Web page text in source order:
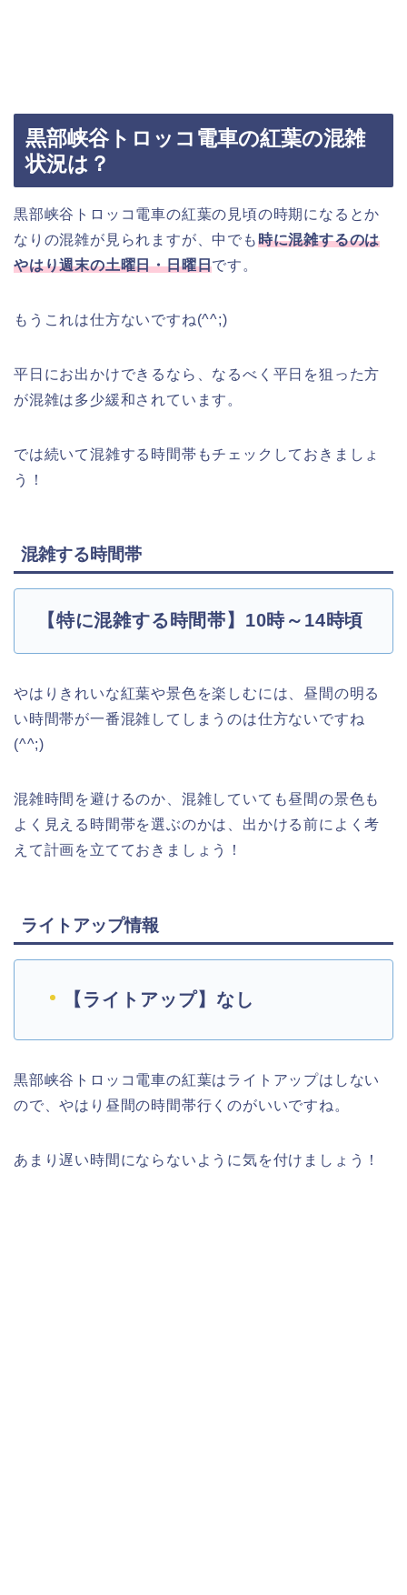
黒部峡谷トロッコ電車の紅葉の混雑
状況は？
黒部峡谷トロッコ電車の紅葉の見頃の時期になるとか
なりの混雑が見られますが、中でも時に混雑するのは
やはり週末の土曜日・日曜日です。
もうこれは仕方ないですね(^^;)
平日にお出かけできるなら、なるべく平日を狙った方
が混雑は多少緩和されています。
では続いて混雑する時間帯もチェックしておきましょ
う！
混雑する時間帯
【特に混雑する時間帯】10時～14時頃
やはりきれいな紅葉や景色を楽しむには、昼間の明る
い時間帯が一番混雑してしまうのは仕方ないですね
(^^;)
混雑時間を避けるのか、混雑していても昼間の景色も
よく見える時間帯を選ぶのかは、出かける前によく考
えて計画を立てておきましょう！
ライトアップ情報
【ライトアップ】なし
黒部峡谷トロッコ電車の紅葉はライトアップはしない
ので、やはり昼間の時間帯行くのがいいですね。
あまり遅い時間にならないように気を付けましょう！